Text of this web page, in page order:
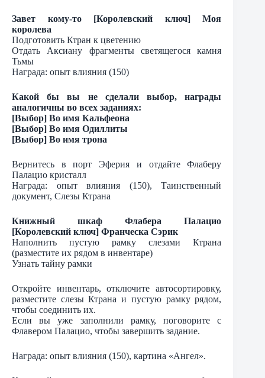
Завет кому-то [Королевский ключ] Моя
королева
Подготовить Ктран к цветению
Отдать Аксиану фрагменты светящегося камня
Тьмы
Награда: опыт влияния (150)
Какой бы вы не сделали выбор, награды
аналогичны во всех заданиях:
[Выбор] Во имя Кальфеона
[Выбор] Во имя Одиллиты
[Выбор] Во имя трона
Вернитесь в порт Эферия и отдайте Флаберу
Палацио кристалл
Награда: опыт влияния (150), Таинственный
документ, Слезы Ктрана
Книжный шкаф Флабера Палацио
[Королевский ключ] Франческа Сэрик
Наполнить пустую рамку слезами Ктрана
(разместите их рядом в инвентаре)
Узнать тайну рамки
Откройте инвентарь, отключите автосортировку,
разместите слезы Ктрана и пустую рамку рядом,
чтобы соединить их.
Если вы уже заполнили рамку, поговорите с
Флавером Палацио, чтобы завершить задание.
Награда: опыт влияния (150), картина «Ангел».